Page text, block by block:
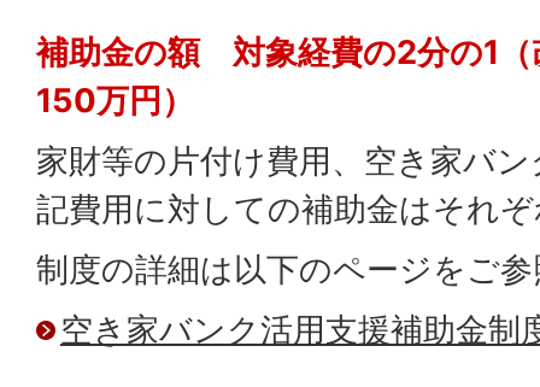
補助金の額 対象経費の2分の1（
150万円）
家財等の片付け費用、空き家バ
記費用に対しての補助金はそれ
制度の詳細は以下のページをご
空き家バンク活用支援補助金制